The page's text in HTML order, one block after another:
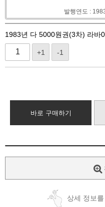
발행연도 :
1983년 다 5000원권(3차) 라바
+1 -1
바로 구매하기
상세 정보